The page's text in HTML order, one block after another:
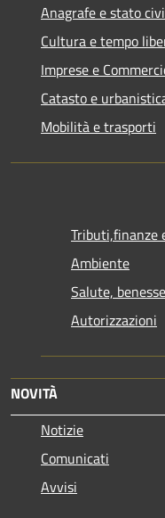
Anagrafe e stato
Cultura e tempo
Imprese e
Catasto e
Mobilità e trasporti
Tributi,finanze
Ambiente
Salute,
Autorizzazioni
NOVITÀ
Notizie
Comunicati
Avvisi